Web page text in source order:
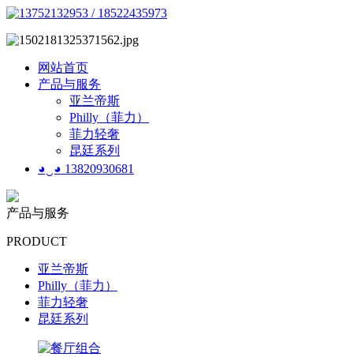
网站首页
产品与服务
亚兰帝斯
Philly（菲力）
菲力轻奢
昆廷系列
◕‿◕ 13820930681
产品与服务
PRODUCT
亚兰帝斯
Philly（菲力）
菲力轻奢
昆廷系列